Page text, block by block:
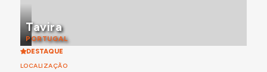
Tavira
PORTUGAL
DESTAQUE
LOCALIZAÇÃO